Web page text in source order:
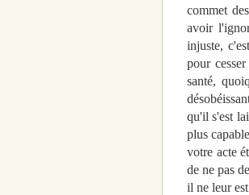
commet
avoir
injuste,
pour
santé,
qu'il s'est
plus
votre acte
de ne pas
il ne leur